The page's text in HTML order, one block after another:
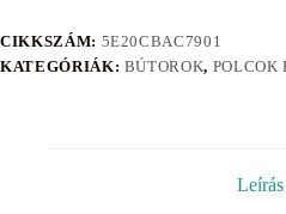
CIKKSZÁM: 5E20CBAC7901
KATEGÓRIÁK: BÚTOROK, POLCOK
Leírás